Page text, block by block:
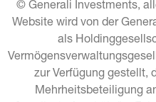
© Generali Investments,
Website wird von der
als
zur Verfügung gestellt,
Mehrheitsbeteiligung